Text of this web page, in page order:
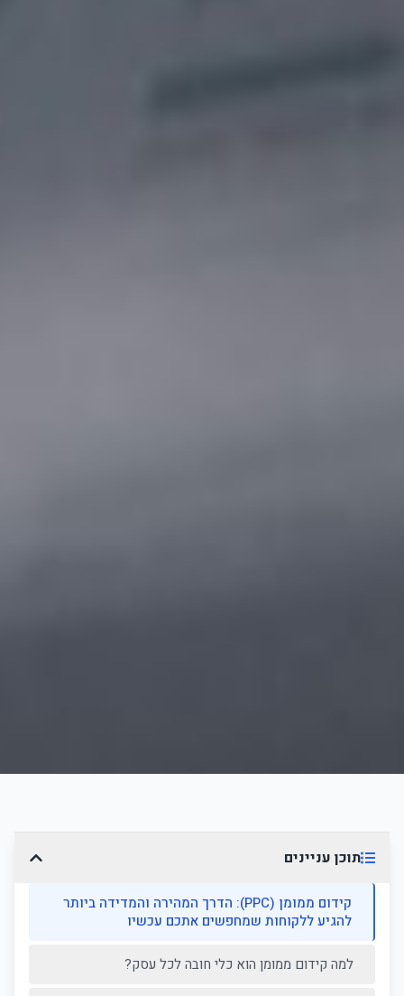
תוכן עניינים
קידום ממומן (PPC): הדרך המהירה והמדידה ביותר
להגיע ללקוחות שמחפשים אתכם עכשיו
למה קידום ממומן הוא כלי חובה לכל עסק?